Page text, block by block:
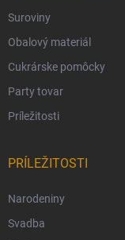
Suroviny
Obalový materiál
Cukrárske pomôcky
Party tovar
Príležitosti
PRÍLEŽITOSTI
Narodeniny
Svadba